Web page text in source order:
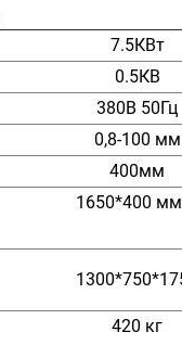
7.5КВт
0.5КВ
380В 50Гц
0,8-100 мм
400мм
1650*400
420 кг